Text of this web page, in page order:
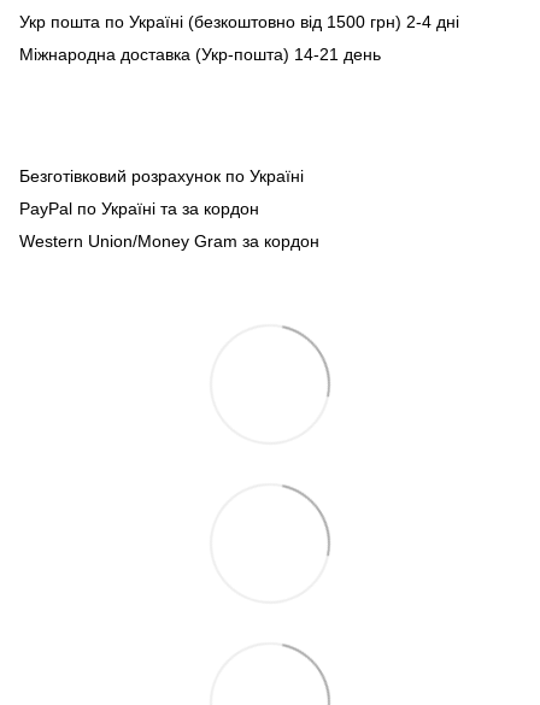
Укр пошта по Україні (безкоштовно від 1500 грн) 2-4 дні
Міжнародна доставка (Укр-пошта) 14-21 день
Безготівковий розрахунок по Україні
PayPal по Україні та за кордон
Western Union/Money Gram за кордон